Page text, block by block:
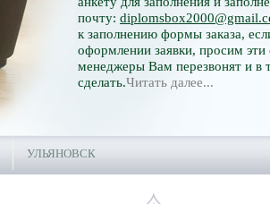
почту:
к заполнению формы заказа,
оформлении заявки, просим
менеджеры Вам перезвонят и в
сделать.Читать далее...
УЛЬЯНОВСК